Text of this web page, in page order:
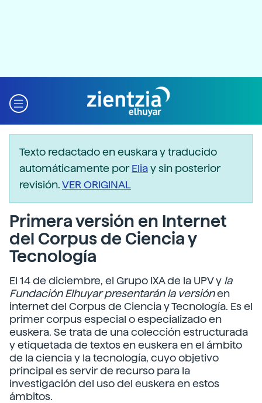
Texto redactado en euskara y traducido
automáticamente porEliay sin posterior
revisión.VER ORIGINAL
Primera versión en Internet
del Corpus de Ciencia y
Tecnología
El 14 de diciembre, el Grupo IXA de la UPV y la
Fundación Elhuyar presentarán la versiónen
internet del Corpus de Ciencia y Tecnología. Es el
primer corpus especial o especializado en
euskera. Se trata de una colección estructurada
y etiquetada de textos en euskera en el ámbito
de la ciencia y la tecnología, cuyo objetivo
principal es servir de recurso para la
investigación del uso del euskera en estos
ámbitos.